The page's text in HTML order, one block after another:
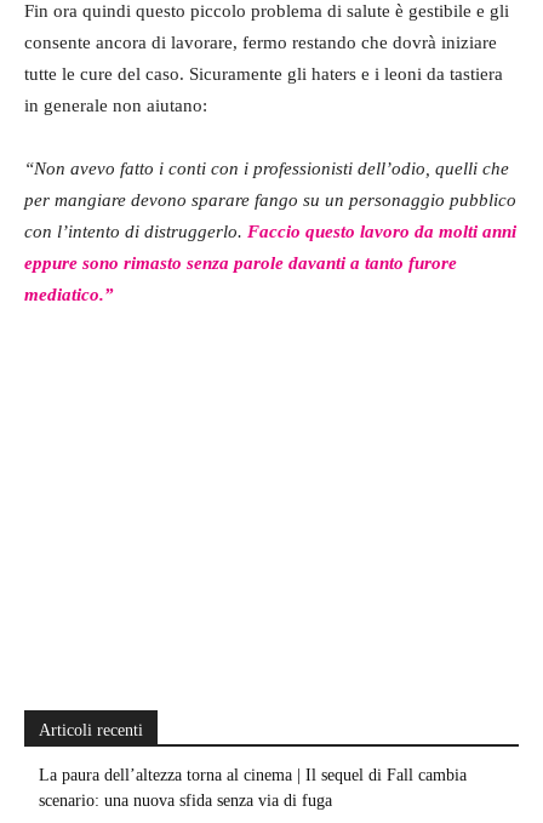
Fin ora quindi questo piccolo problema di salute è gestibile e gli
consente ancora di lavorare, fermo restando che dovrà iniziare
tutte le cure del caso. Sicuramente gli haters e i leoni da tastiera
in generale non aiutano:
“Non avevo fatto i conti con i professionisti dell’odio, quelli che
per mangiare devono sparare fango su un personaggio pubblico
con l’intento di distruggerlo. Faccio questo lavoro da molti anni
eppure sono rimasto senza parole davanti a tanto furore
mediatico.”
Articoli recenti
La paura dell’altezza torna al cinema | Il sequel di Fall cambia
scenario: una nuova sfida senza via di fuga